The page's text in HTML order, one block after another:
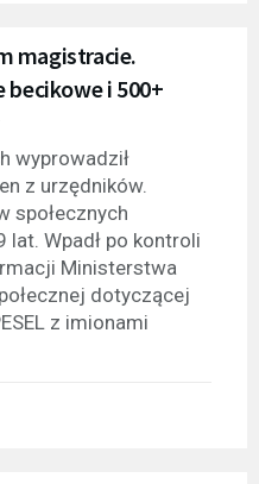
magistracie.
becikowe i 500+
wyprowadził
z urzędników.
społecznych
lat. Wpadł po kontroli
Ministerstwa
dotyczącej
z imionami